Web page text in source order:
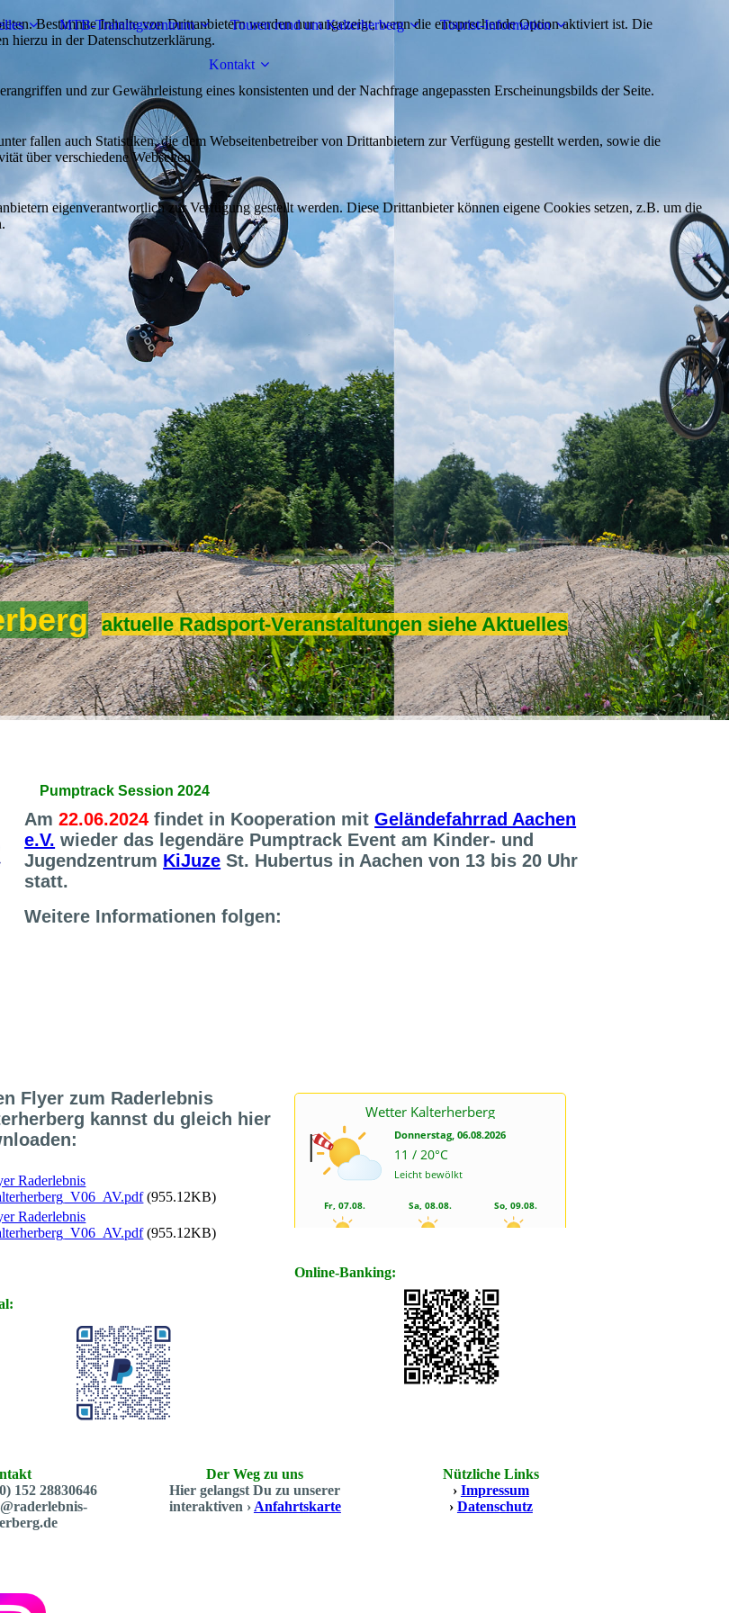
MTB-Trainingszentrum Touren rund um Kalterherberg Tourist-Information
Kontakt
aktuelle Radsport-Veranstaltungen siehe Aktuelles
Pumptrack Session 2024
Am22.06.2024 findet in Kooperation mitGeländefahrrad Aachen
e.V. wieder das legendäre Pumptrack Event am Kinder- und
Jugendzentrum KiJuze St. Hubertus in Aachen von 13 bis 20 Uhr
statt.
Weitere Informationen folgen:
Flyer zum Raderlebnis
kannst du gleich hier
Raderlebnis
(955.12KB)
Raderlebnis
(955.12KB)
Online-Banking:
152 28830646
Der Weg zu uns
Hier gelangst Du zu unserer
interaktiven › Anfahrtskarte
Nützliche Links
› Impressum
› Datenschutz
Bestimmte Inhalte von Drittanbietern werden nur angezeigt, wenn die entsprechende Option aktiviert ist. Die
hierzu in der Datenschutzerklärung.
und zur Gewährleistung eines konsistenten und der Nachfrage angepassten Erscheinungsbilds der Seite.
fallen auch Statistiken, die dem Webseitenbetreiber von Drittanbietern zur Verfügung gestellt werden, sowie die
über verschiedene Webseiten.
eigenverantwortlich zur Verfügung gestellt werden. Diese Drittanbieter können eigene Cookies setzen, z.B. um die